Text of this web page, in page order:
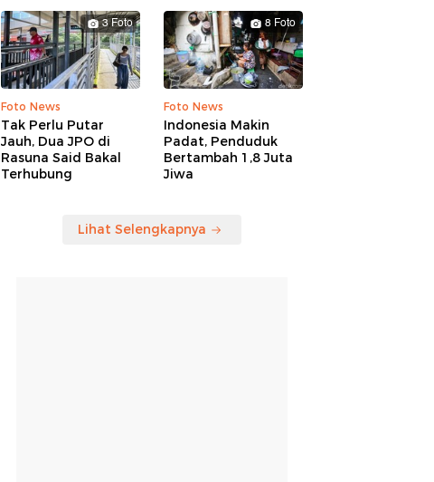
3 Foto
Foto News
Tak Perlu Putar
Jauh, Dua JPO di
Rasuna Said Bakal
Terhubung
8 Foto
Foto News
Indonesia Makin
Padat, Penduduk
Bertambah 1,8 Juta
Jiwa
Lihat Selengkapnya